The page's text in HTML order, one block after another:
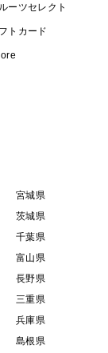
ーツセレクト
トカード
宮城県
茨城県
千葉県
富山県
長野県
三重県
兵庫県
島根県